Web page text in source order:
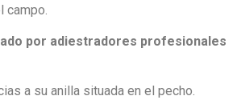
campo.
por adiestradores profesionales
a su anilla situada en el pecho.